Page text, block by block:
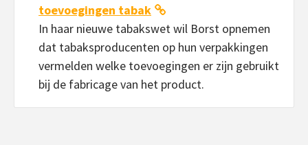
toevoegingen tabak
In haar nieuwe tabakswet wil Borst opnemen
dat tabaksproducenten op hun verpakkingen
vermelden welke toevoegingen er zijn gebruikt
bij de fabricage van het product.